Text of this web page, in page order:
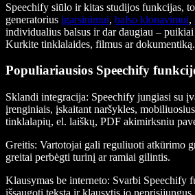
Speechify siūlo ir kitas studijos funkcijas,
generatorius įgarsinimui, balso klonavimui,
individualius balsus ir dar daugiau –
Kurkite tinklalaides, filmus ar dokumentiką.
Populiariausios Speechify
Sklandi integracija: Speechify jungiasi su
įrenginiais, įskaitant naršykles,
tinklalapių, el. laiškų, PDF akimirksniu
Greitis: Vartotojai gali reguliuoti atkūrimo
greitai perbėgti turinį ar ramiai gilintis.
Klausymas be interneto: Svarbi Speechify
išsaugoti tekstą ir klausytis jo